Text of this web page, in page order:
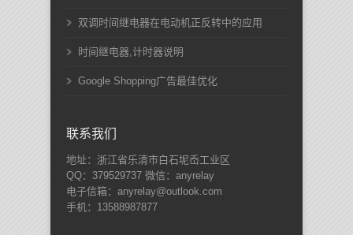
双调时间继电器在电动机正反转中的应用
时间继电器,计时器说明
Google Shopping广告最佳优化
联系我们
地址：浙江省乐清市白石坭岙工业区
QQ：379529737 微信：anyrelay
电子信箱：anyrelay@outlook.com
手机：13588987877